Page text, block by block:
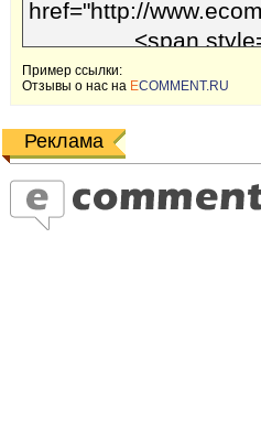
Пример ссылки:
Отзывы o наc на ECOMMENT.RU
Реклама